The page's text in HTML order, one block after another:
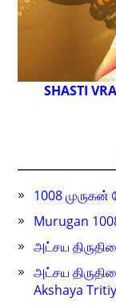
SHASTI
1008
Murugan
அட்சய
அட்சய
Akshaya